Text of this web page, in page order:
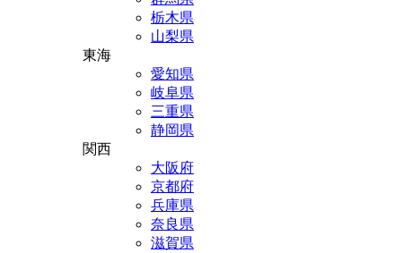
栃木県
山梨県
東海
愛知県
岐阜県
三重県
静岡県
関西
大阪府
京都府
兵庫県
奈良県
滋賀県